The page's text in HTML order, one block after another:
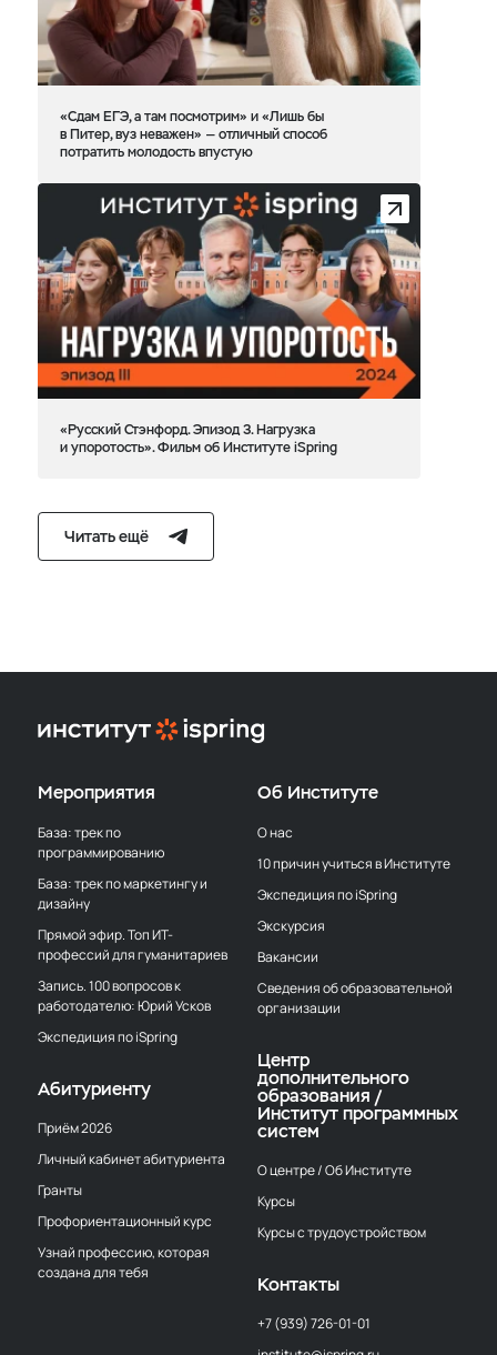
«Сдам ЕГЭ, а там посмотрим» и «Лишь бы
в Питер, вуз неважен» — отличный способ
потратить молодость впустую
«Русский Стэнфорд. Эпизод 3. Нагрузка
и упоротость». Фильм об Институте iSpring
Читать ещё
Мероприятия
База: трек по
программированию
База: трек по маркетингу и
дизайну
Прямой эфир. Топ ИТ-
профессий для гуманитариев
Запись. 100 вопросов к
работодателю: Юрий Усков
Экспедиция по iSpring
Абитуриенту
Приём 2026
Личный кабинет абитуриента
Гранты
Профориентационный курс
Узнай профессию, которая
создана для тебя
Об Институте
О нас
10 причин учиться в Институте
Экспедиция по iSpring
Экскурсия
Вакансии
Сведения об образовательной
организации
Центр
дополнительного
образования /
Институт программных
систем
О центре / Об Институте
Курсы
Курсы с трудоустройством
Контакты
+7 (939) 726-01-01